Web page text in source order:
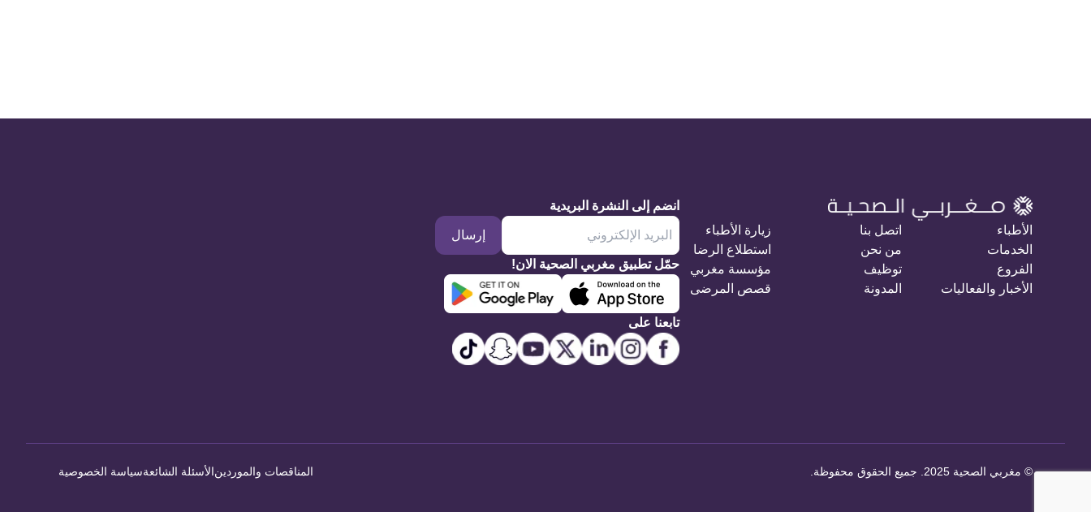
الأطباء
الخدمات
الفروع
الأخبار والفعاليات
اتصل بنا
من نحن
توظيف
المدونة
زيارة الأطباء
استطلاع الرضا
مؤسسة مغربي
قصص المرضى
انضم إلى النشرة البريدية
إرسال
حمّل تطبيق مغربي الصحية الان!
تابعنا على
© مغربي الصحية 2025. جميع الحقوق محفوظة المناقصات والموردينالأسئلة الشائعةسياسة الخصوصية